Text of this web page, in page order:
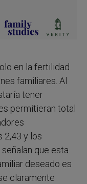
en la fertilidad
familiares. Al
tener
permitieran total
2,43 y los
que esta
deseado es
claramente